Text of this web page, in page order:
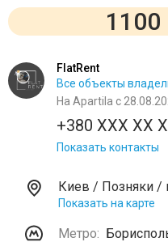
1100
FlatRent
Все объекты
На Apartila с
+380 XXX XX
Показать контакты
Киев / Позняки /
Показать на карте
Метро: